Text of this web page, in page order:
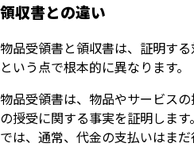
領収書との違い
物品受領書と領収書は、証明す
という点で根本的に異なります。
物品受領書は、物品やサービスの
の授受に関する事実を証明しま
では、通常、代金の支払いはまだ